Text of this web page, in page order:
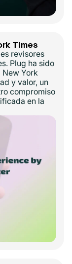
Times
revisores
Plug ha sido
York
y valor, un
compromiso
en la